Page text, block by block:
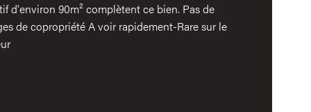
d'environ 90m² complètent ce bien. Pas de
de copropriété A voir rapidement-Rare sur le